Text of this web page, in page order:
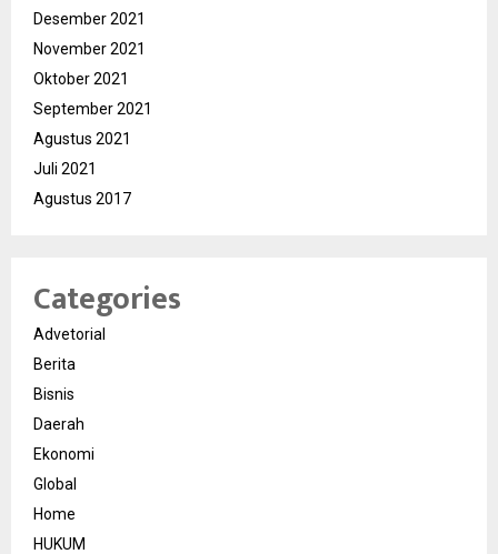
Desember 2021
November 2021
Oktober 2021
September 2021
Agustus 2021
Juli 2021
Agustus 2017
Categories
Advetorial
Berita
Bisnis
Daerah
Ekonomi
Global
Home
HUKUM